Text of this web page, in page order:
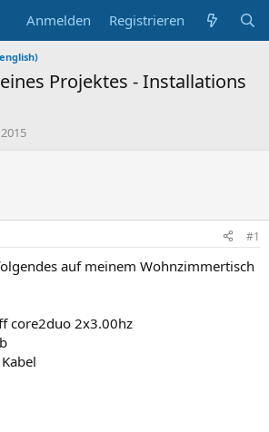
Anmelden Registrieren
Projektes - Installations
#1
auf meinem Wohnzimmertisch
core2duo 2x3.00hz